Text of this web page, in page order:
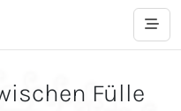
Fülle